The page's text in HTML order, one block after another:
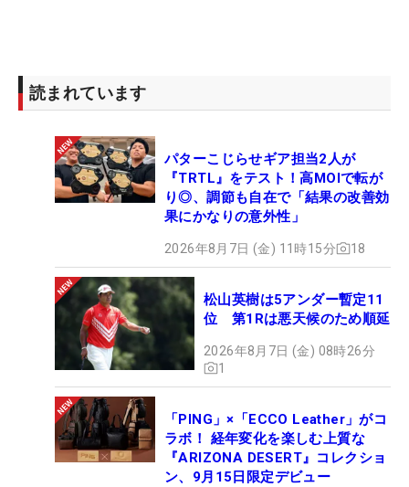
読まれています
パターこじらせギア担当2人が
『TRTL』をテスト！高MOIで転が
り◎、調節も自在で「結果の改善効
果にかなりの意外性」
2026年8月7日 (金) 11時15分 18
松山英樹は5アンダー暫定11
位 第1Rは悪天候のため順延
2026年8月7日 (金) 08時26分
1
「PING」×「ECCO Leather」がコ
ラボ！ 経年変化を楽しむ上質な
『ARIZONA DESERT』コレクショ
ン、9月15日限定デビュー